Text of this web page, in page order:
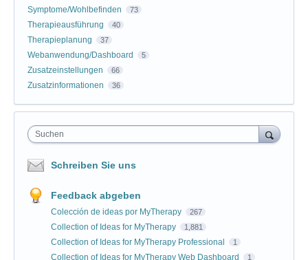
Symptome/Wohlbefinden 73
Therapieausführung 40
Therapieplanung 37
Webanwendung/Dashboard 5
Zusatzeinstellungen 66
Zusatzinformationen 36
Suchen
Schreiben Sie uns
Feedback abgeben
Colección de ideas por MyTherapy 267
Collection of Ideas for MyTherapy 1,881
Collection of Ideas for MyTherapy Professional 1
Collection of Ideas for MyTherapy Web Dashboard 1